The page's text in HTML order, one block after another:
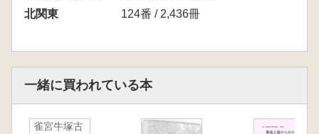
北関東
124番 / 2,436冊
一緒に買われている本
雀宮牛塚古